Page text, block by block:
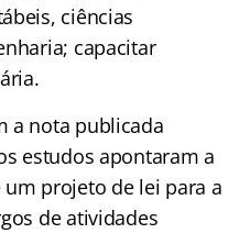
ciências
capacitar
a nota publicada
estudos apontaram a
projeto de lei para a
de atividades